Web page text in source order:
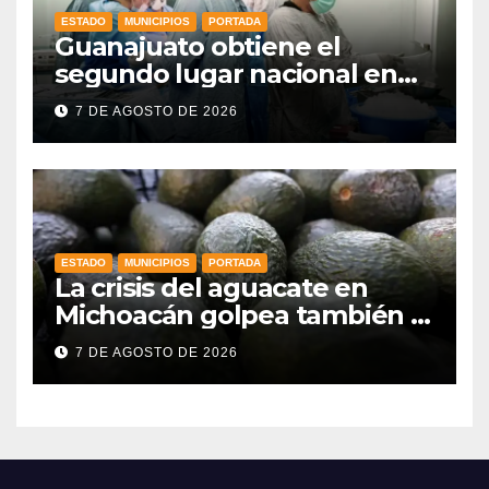
ESTADO MUNICIPIOS PORTADA
Guanajuato obtiene el
segundo lugar nacional en
procuración de órganos
7 DE AGOSTO DE 2026
ESTADO MUNICIPIOS PORTADA
La crisis del aguacate en
Michoacán golpea también a
productores de Guanajuato
7 DE AGOSTO DE 2026